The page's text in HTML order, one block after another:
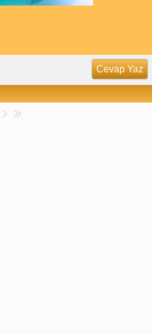
Cevap Yaz